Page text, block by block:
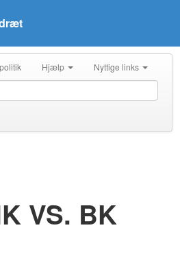
Hjælp Nyttige links
VS. BK